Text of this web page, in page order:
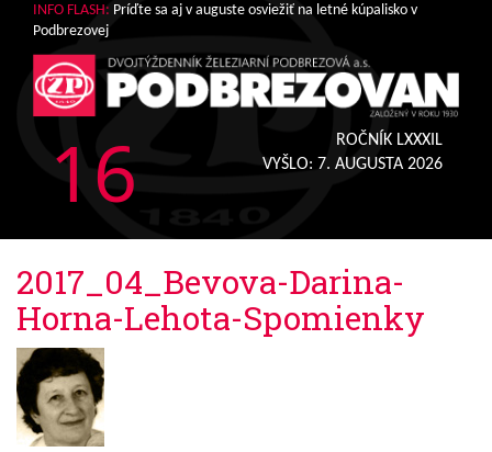
INFO FLASH: Príďte sa aj v auguste osviežiť na letné kúpalisko v
Podbrezovej
16
ROČNÍK LXXXIL
VYŠLO: 7. AUGUSTA 2026
2017_04_Bevova-Darina-
Horna-Lehota-Spomienky